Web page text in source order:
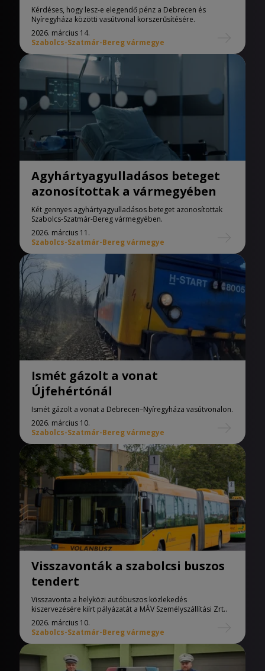
Kérdéses, hogy lesz-e elegendő pénz a Debrecen és
Nyíregyháza közötti vasútvonal korszerűsítésére.
2026. március 14.
Szabolcs-Szatmár-Bereg vármegye
Agyhártyagyulladásos beteget
azonosítottak a vármegyében
Két gennyes agyhártyagyulladásos beteget azonosítottak
Szabolcs-Szatmár-Bereg vármegyében.
2026. március 11.
Szabolcs-Szatmár-Bereg vármegye
Ismét gázolt a vonat
Újfehértónál
Ismét gázolt a vonat a Debrecen–Nyíregyháza vasútvonalon.
2026. március 10.
Szabolcs-Szatmár-Bereg vármegye
Visszavonták a szabolcsi buszos
tendert
Visszavonta a helyközi autóbuszos közlekedés
kiszervezésére kiírt pályázatát a MÁV Személyszállítási Zrt..
2026. március 10.
Szabolcs-Szatmár-Bereg vármegye